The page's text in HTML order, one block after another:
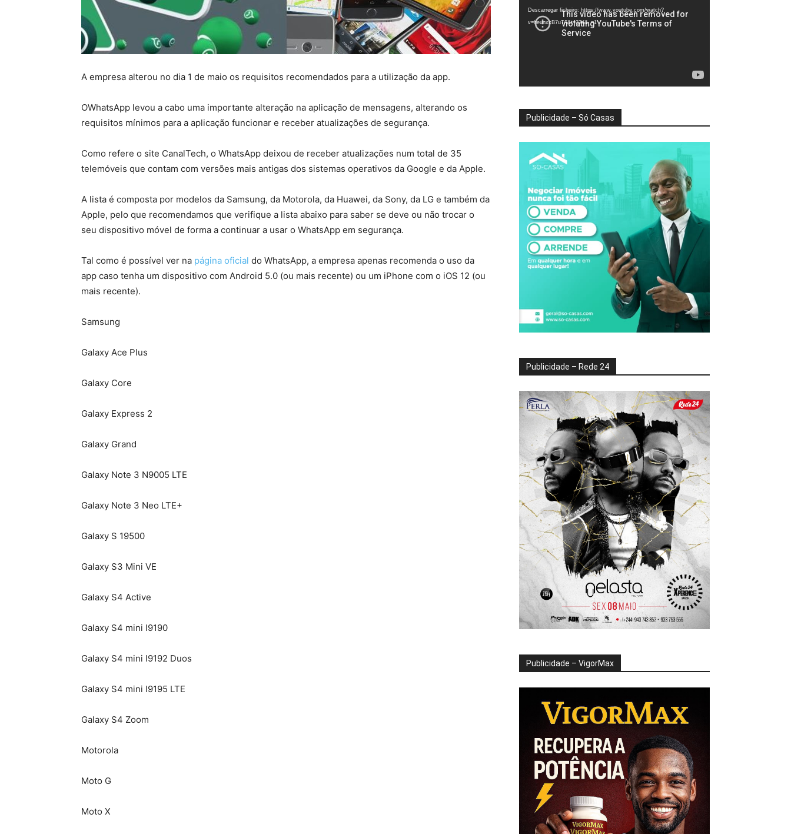
A empresa alterou no dia 1 de maio os requisitos recomendados para a utilização da app.
OWhatsApp levou a cabo uma importante alteração na aplicação de mensagens, alterando os
requisitos mínimos para a aplicação funcionar e receber atualizações de segurança.
Como refere o site CanalTech, o WhatsApp deixou de receber atualizações num total de 35
telemóveis que contam com versões mais antigas dos sistemas operativos da Google e da Apple.
A lista é composta por modelos da Samsung, da Motorola, da Huawei, da Sony, da LG e também da
Apple, pelo que recomendamos que verifique a lista abaixo para saber se deve ou não trocar o
seu dispositivo móvel de forma a continuar a usar o WhatsApp em segurança.
Tal como é possível ver na página oficial do WhatsApp, a empresa apenas recomenda o uso da
app caso tenha um dispositivo com Android 5.0 (ou mais recente) ou um iPhone com o iOS 12 (ou
mais recente).
Samsung
Galaxy Ace Plus
Galaxy Core
Galaxy Express 2
Galaxy Grand
Galaxy Note 3 N9005 LTE
Galaxy Note 3 Neo LTE+
Galaxy S 19500
Galaxy S3 Mini VE
Galaxy S4 Active
Galaxy S4 mini I9190
Galaxy S4 mini I9192 Duos
Galaxy S4 mini I9195 LTE
Galaxy S4 Zoom
Motorola
Moto G
Moto X
vídeo
Descarregar ficheiro: https://www.youtube.com/watch?
v=heunxxB7uTA&t=22s&_=1
Publicidade – Só Casas
Publicidade – Rede 24
Publicidade – VigorMax